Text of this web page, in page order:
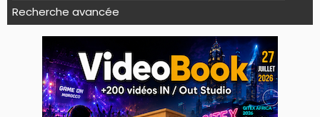
Recherche avancée